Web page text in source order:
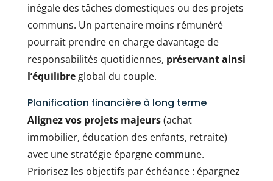
inégale des tâches domestiques ou des projets
communs. Un partenaire moins rémunéré
pourrait prendre en charge davantage de
responsabilités quotidiennes, préservant ainsi
l’équilibreglobal du couple.
Planification financière à long terme
Alignez vos projets majeurs(achat
immobilier, éducation des enfants, retraite)
avec une stratégie épargne commune.
Priorisez les objectifs par échéance : épargnez